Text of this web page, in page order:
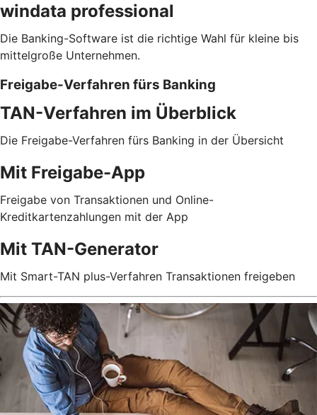
windata professional
Die Banking-Software ist die richtige Wahl für kleine bis
mittelgroße Unternehmen.
Freigabe-Verfahren fürs Banking
TAN-Verfahren im Überblick
Die Freigabe-Verfahren fürs Banking in der Übersicht
Mit Freigabe-App
Freigabe von Transaktionen und Online-
Kreditkartenzahlungen mit der App
Mit TAN-Generator
Mit Smart-TAN plus-Verfahren Transaktionen freigeben